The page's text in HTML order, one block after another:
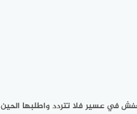
في عسير فلا تتردد واطلبها الحين